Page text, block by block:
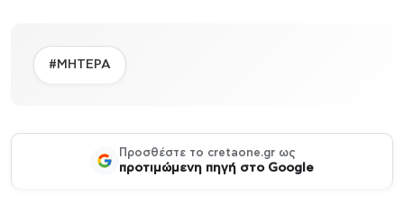
#ΜΗΤΕΡΑ
Προσθέστε το cretaone.gr ως
προτιμώμενη πηγή στο Google